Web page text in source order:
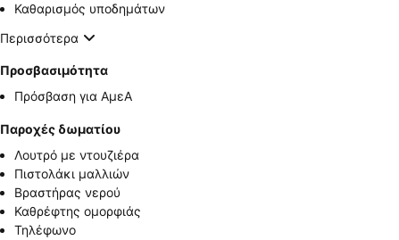
Καθαρισμός υποδημάτων
Περισσότερα
Προσβασιμότητα
Πρόσβαση για ΑμεΑ
Παροχές δωματίου
Λουτρό με ντουζιέρα
Πιστολάκι μαλλιών
Βραστήρας νερού
Καθρέφτης ομορφιάς
Τηλέφωνο